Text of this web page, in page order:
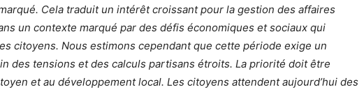
Cela traduit un intérêt croissant pour la gestion des affaires
un contexte marqué par des défis économiques et sociaux qui
citoyens. Nous estimons cependant que cette période exige un
des tensions et des calculs partisans étroits. La priorité doit être
et au développement local. Les citoyens attendent aujourd’hui des